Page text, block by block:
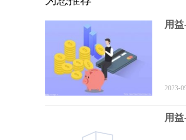
用
2023-
用